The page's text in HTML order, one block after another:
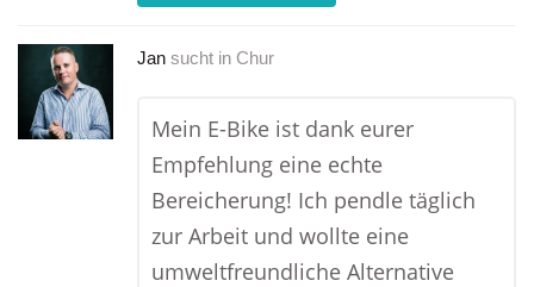
Jan sucht in Chur
Mein E-Bike ist dank eurer
Empfehlung eine echte
Bereicherung! Ich pendle täglich
zur Arbeit und wollte eine
umweltfreundliche Alternative